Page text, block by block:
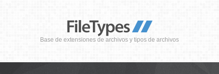
Base de extensiones de archivos y tipos de archivos